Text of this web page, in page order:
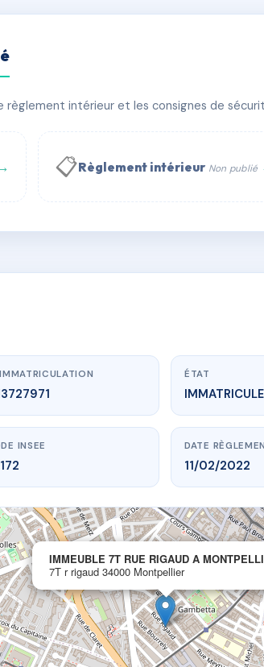
RIGAUD A
intérieur et les consignes de
📋Règlement intérieur Non publié
AH3727971 🇫🇷
AH3727971
RIGAUD A MONTPELLIER
34000 Montpellier
ÉTAT
INSEE DATE
11/02/2022
IMMEUBLE 7T RUE RIGAUD A
7T r rigaud 34000 Montpellier